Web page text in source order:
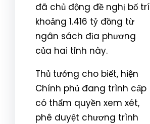
đã chủ động đề nghị bố trí
khoảng 1.416 tỷ đồng từ
ngân sách địa phương
của hai tỉnh này.
Thủ tướng cho biết, hiện
Chính phủ đang trình cấp
có thẩm quyền xem xét,
phê duyệt chương trình